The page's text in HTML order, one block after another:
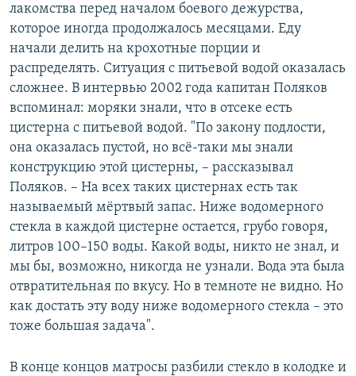
лакомства перед началом боевого дежурства,
которое иногда продолжалось месяцами. Еду
начали делить на крохотные порции и
распределять. Ситуация с питьевой водой оказалась
сложнее. В интервью 2002 года капитан Поляков
вспоминал: моряки знали, что в отсеке есть
цистерна с питьевой водой. "По закону подлости,
она оказалась пустой, но всё-таки мы знали
конструкцию этой цистерны, – рассказывал
Поляков. – На всех таких цистернах есть так
называемый мёртвый запас. Ниже водомерного
стекла в каждой цистерне остается, грубо говоря,
литров 100–150 воды. Какой воды, никто не знал, и
мы бы, возможно, никогда не узнали. Вода эта была
отвратительная по вкусу. Но в темноте не видно. Но
как достать эту воду ниже водомерного стекла – это
тоже большая задача".
В конце концов матросы разбили стекло в колодке и